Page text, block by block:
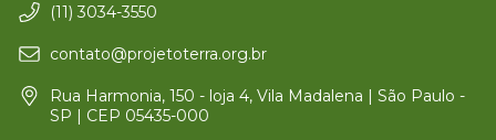
(11) 3034-3550
contato@projetoterra.org.br
Rua Harmonia, 150 - loja 4, Vila Madalena | São Paulo -
SP | CEP 05435-000